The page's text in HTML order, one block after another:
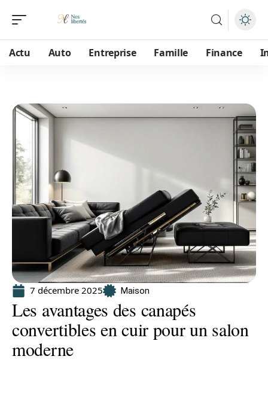
Actu Auto Entreprise Famille Finance
7 décembre 2025 Maison
Les avantages des canapés
convertibles en cuir pour un salon
moderne